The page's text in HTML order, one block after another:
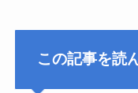
この記事を読